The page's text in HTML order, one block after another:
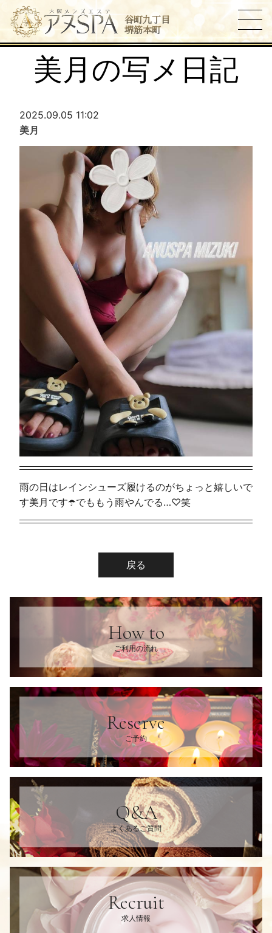
谷町九丁目
堺筋本町
美月の写メ日記
2025.09.05 11:02
美月
雨の日はレインシューズ履けるのがちょっと嬉しいで
す美月です☂️でももう雨やんでる…♡笑
戻る
How to
ご利用の流れ
Reserve
ご予約
Q&A
よくあるご質問
Recruit
求人情報